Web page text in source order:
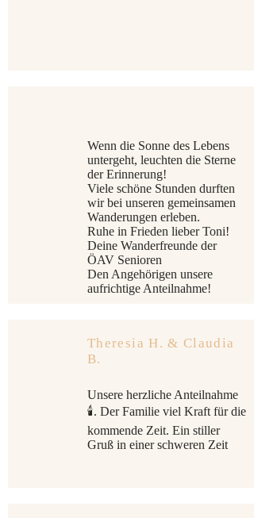
Wenn die Sonne des Lebens
untergeht, leuchten die Sterne
der Erinnerung!
Viele schöne Stunden durften
wir bei unseren gemeinsamen
Wanderungen erleben.
Ruhe in Frieden lieber Toni!
Deine Wanderfreunde der
ÖAV Senioren
Den Angehörigen unsere
aufrichtige Anteilnahme!
Theresia H. & Claudia
B.
Unsere herzliche Anteilnahme
🕯️. Der Familie viel Kraft für die
kommende Zeit. Ein stiller
Gruß in einer schweren Zeit